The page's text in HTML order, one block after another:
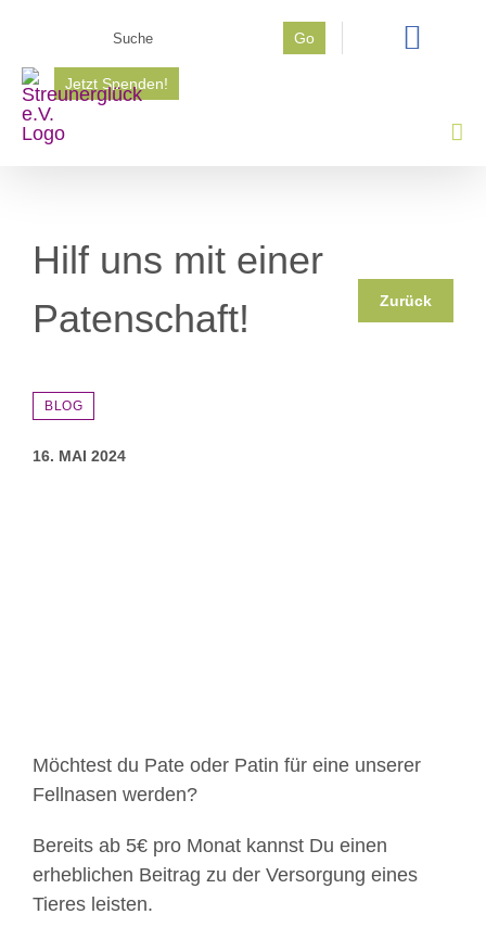
springen
Go
Jetzt Spenden!
Hilf uns mit einer
Patenschaft!
Zurück
BLOG
16. MAI 2024
Möchtest du Pate oder Patin für eine unserer
Fellnasen werden?
Bereits ab 5€ pro Monat kannst Du einen
erheblichen Beitrag zu der Versorgung eines
Tieres leisten.